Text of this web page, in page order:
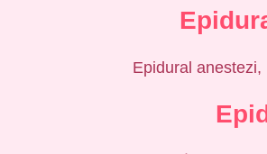
Epidural anestezi,